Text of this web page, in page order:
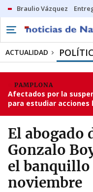
Braulio Vázquez
ACTUALIDAD
PAMPLONA
Afectados por la
para estudiar acciones
El abogado
Gonzalo
el banquillo
noviembre